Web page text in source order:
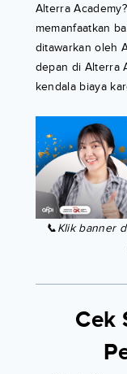
Alterra
memanfaatkan
ditawarkan oleh
depan di Alterra
kendala biaya
📞Klik banner
Cek